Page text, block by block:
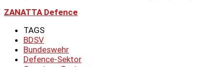
ZANATTA Defence
TAGS
BDSV
Bundeswehr
Defence-Sektor